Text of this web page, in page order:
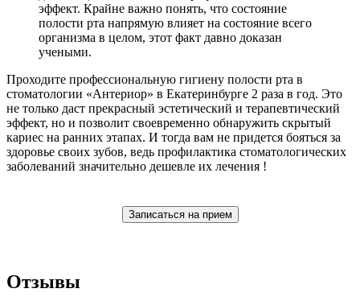
эффект. Крайне важно понять, что состояние
полости рта напрямую влияет на состояние всего
организма в целом, этот факт давно доказан
учеными.
Проходите профессиональную гигиену полости рта в
стоматологии «Антериор» в Екатеринбурге 2 раза в год. Это
не только даст прекрасный эстетический и терапевтический
эффект, но и позволит своевременно обнаружить скрытый
кариес на ранних этапах. И тогда вам не придется бояться за
здоровье своих зубов, ведь профилактика стоматологических
заболеваний значительно дешевле их лечения !
Записаться на прием
Отзывы